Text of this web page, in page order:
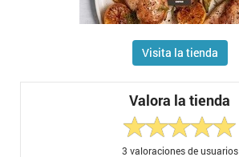
Visita la tienda
Valora la tienda
3 valoraciones de usuarios